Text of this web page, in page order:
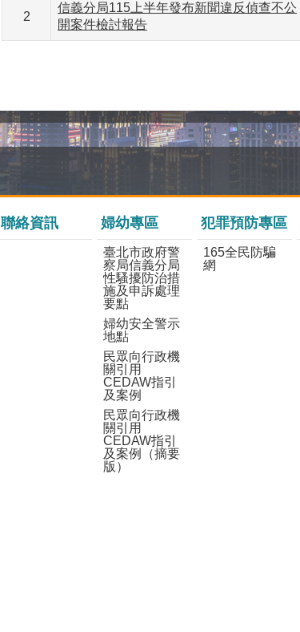
2
信義分局115上半年發布新聞違反偵查不公
開案件檢討報告
聯絡資訊 婦幼專區
臺北市政府警
察局信義分局
性騷擾防治措
施及申訴處理
要點
婦幼安全警示
地點
民眾向行政機
關引用
CEDAW指引
及案例
民眾向行政機
關引用
CEDAW指引
及案例（摘要
版）
犯罪預防專區
165全民防騙
網